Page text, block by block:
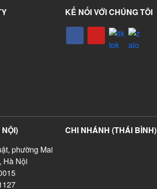
KẾ NỐI VỚI CHÚNG TÔI
phường Mai
Hà Nội
CHI NHÁNH (THÁI BÌNH)